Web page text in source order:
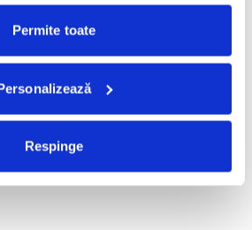
Permite toate
Respinge